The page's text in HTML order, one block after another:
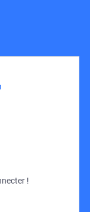
!